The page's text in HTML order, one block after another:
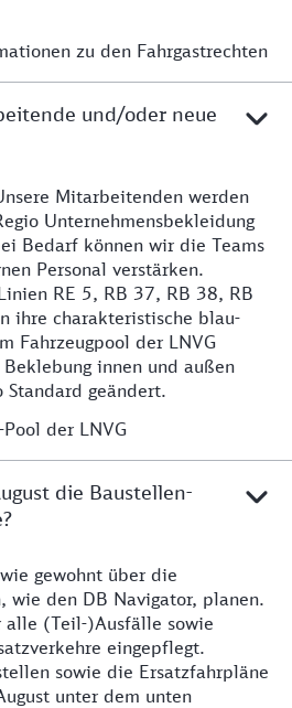
zu den Fahrgastrechten
und/oder neue
Mitarbeitenden werden
Unternehmensbekleidung
Bedarf können wir die Teams
Personal verstärken.
RE 5, RB 37, RB 38, RB
ihre charakteristische blau-
Fahrzeugpool der LNVG
innen und außen
geändert.
der LNVG
die Baustellen-
gewohnt über die
wie den DB Navigator, planen.
alle (Teil-)Ausfälle sowie
eingepflegt.
sowie die Ersatzfahrpläne
unter dem unten